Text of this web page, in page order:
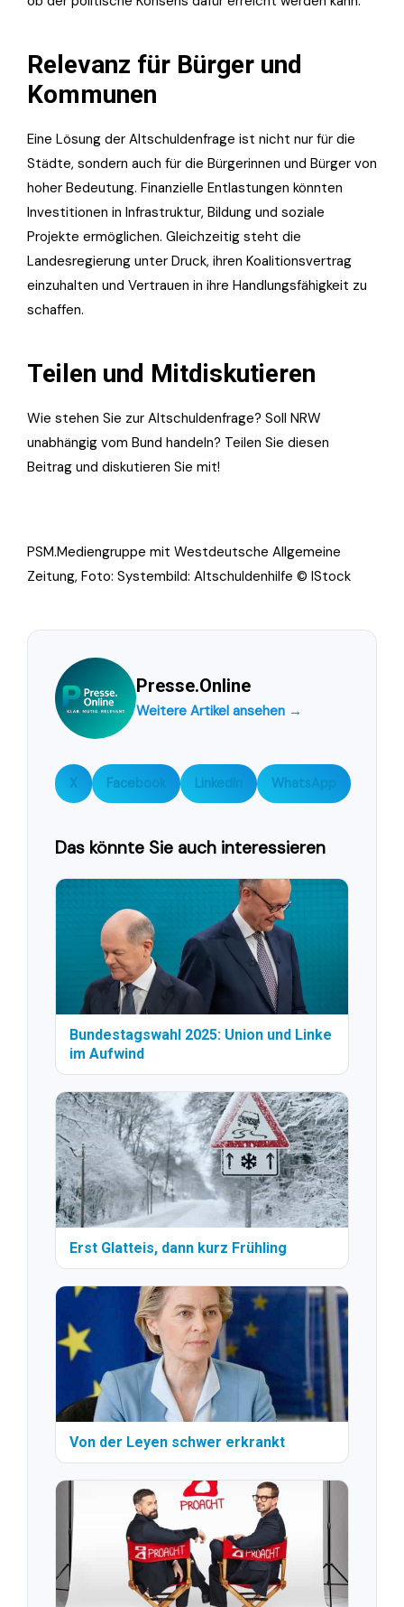
Relevanz für Bürger und
Kommunen
Eine Lösung der Altschuldenfrage ist nicht nur für die
Städte, sondern auch für die Bürgerinnen und Bürger von
hoher Bedeutung. Finanzielle Entlastungen könnten
Investitionen in Infrastruktur, Bildung und soziale
Projekte ermöglichen. Gleichzeitig steht die
Landesregierung unter Druck, ihren Koalitionsvertrag
einzuhalten und Vertrauen in ihre Handlungsfähigkeit zu
schaffen.
Teilen und Mitdiskutieren
Wie stehen Sie zur Altschuldenfrage? Soll NRW
unabhängig vom Bund handeln? Teilen Sie diesen
Beitrag und diskutieren Sie mit!
PSM.Mediengruppe mit Westdeutsche Allgemeine
Zeitung, Foto: Systembild: Altschuldenhilfe © IStock
Presse.Online
Weitere Artikel ansehen →
X Facebook LinkedIn WhatsApp
Das könnte Sie auch interessieren
Bundestagswahl 2025: Union und Linke
im Aufwind
Erst Glatteis, dann kurz Frühling
Von der Leyen schwer erkrankt